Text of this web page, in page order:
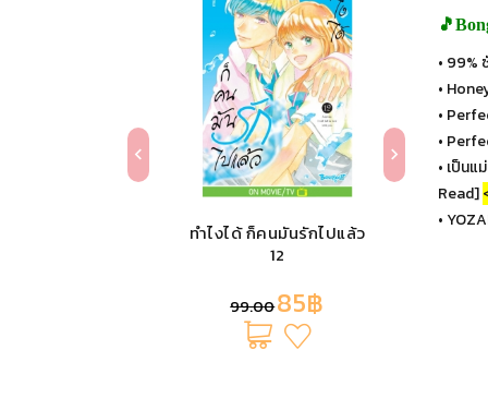
ทำไงได้ ก็คนมันรักไปแล้ว
12
99.0085฿
น้
• 99%
•
•
•
• เป็น
Read]
•